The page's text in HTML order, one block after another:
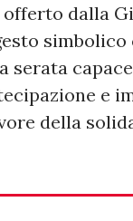
offerto dalla
simbolico
serata
e
della